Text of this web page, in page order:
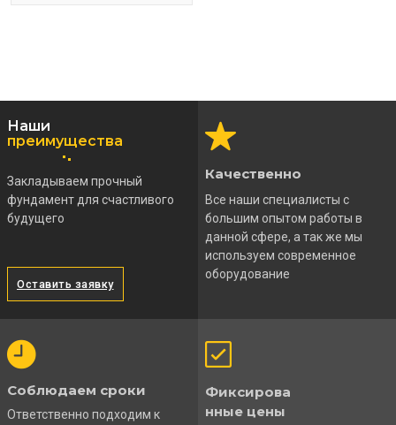
Наши
преимущества
Закладываем прочный
фундамент для счастливого
будущего
Оставить заявку
Качественно
Все наши специалисты с
большим опытом работы в
данной сфере, а так же мы
используем современное
оборудование
Соблюдаем сроки
Ответственно подходим к
Фиксирова
нные цены